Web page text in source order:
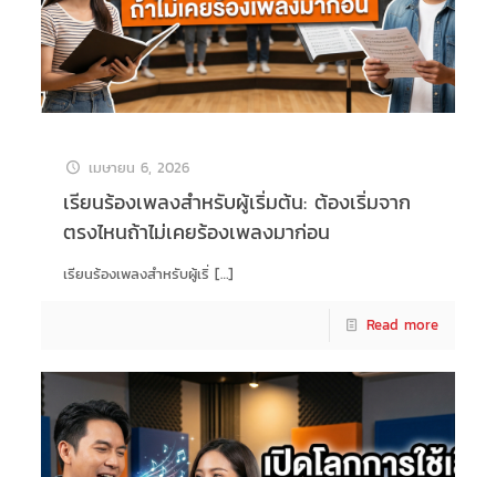
เมษายน 6, 2026
เรียนร้องเพลงสำหรับผู้เริ่มต้น: ต้องเริ่มจาก
ตรงไหนถ้าไม่เคยร้องเพลงมาก่อน
เรียนร้องเพลงสำหรับผู้เริ่[…]
Read more